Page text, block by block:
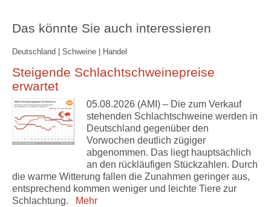
Das könnte Sie auch interessieren
Deutschland | Schweine | Handel
Steigende Schlachtschweinepreise
erwartet
05.08.2026 (AMI) – Die zum Verkauf
stehenden Schlachtschweine werden in
Deutschland gegenüber den
Vorwochen deutlich zügiger
abgenommen. Das liegt hauptsächlich
an den rückläufigen Stückzahlen. Durch
die warme Witterung fallen die Zunahmen geringer aus,
entsprechend kommen weniger und leichte Tiere zur
Schlachtung.
Mehr